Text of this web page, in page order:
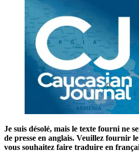
Je suis désolé, mais le texte fourni ne
de presse en anglais. Veuillez fournir
vous souhaitez faire traduire en